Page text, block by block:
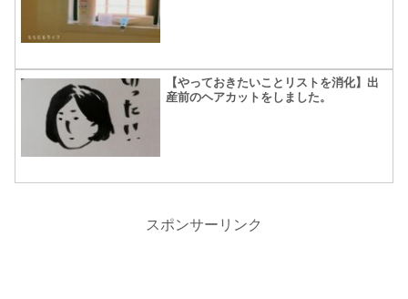
【やっておきたいことリストを消化】出
産前のヘアカットをしました。
スポンサーリンク